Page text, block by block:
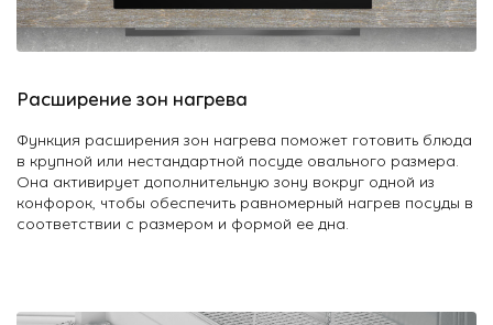
Расширение зон нагрева
Функция расширения зон нагрева поможет готовить блюда
в крупной или нестандартной посуде овального размера.
Она активирует дополнительную зону вокруг одной из
конфорок, чтобы обеспечить равномерный нагрев посуды в
соответствии с размером и формой ее дна.